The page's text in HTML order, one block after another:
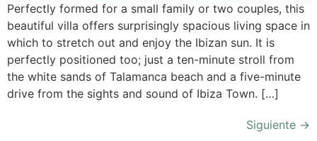
Perfectly formed for a small family or two couples, this
beautiful villa offers surprisingly spacious living space in
which to stretch out and enjoy the Ibizan sun. It is
perfectly positioned too; just a ten-minute stroll from
the white sands of Talamanca beach and a five-minute
drive from the sights and sound of Ibiza Town. […]
Siguiente →